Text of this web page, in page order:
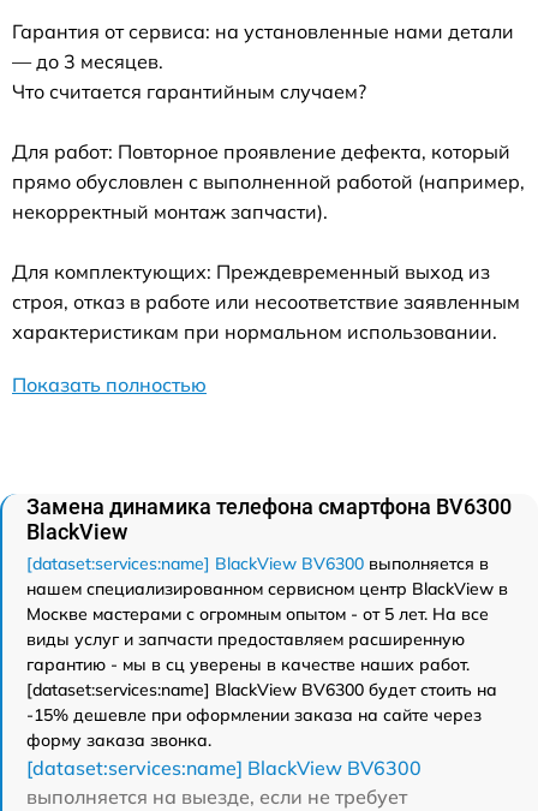
Гарантия от сервиса: на установленные нами детали
— до 3 месяцев.
Что считается гарантийным случаем?
Для работ: Повторное проявление дефекта, который
прямо обусловлен с выполненной работой (например,
некорректный монтаж запчасти).
Для комплектующих: Преждевременный выход из
строя, отказ в работе или несоответствие заявленным
характеристикам при нормальном использовании.
Показать полностью
Замена динамика телефона смартфона BV6300
BlackView
[dataset:services:name] BlackView BV6300 выполняется в
нашем специализированном сервисном центр BlackView в
Москве мастерами с огромным опытом - от 5 лет. На все
виды услуг и запчасти предоставляем расширенную
гарантию - мы в сц уверены в качестве наших работ.
[dataset:services:name] BlackView BV6300 будет стоить на
-15% дешевле при оформлении заказа на сайте через
форму заказа звонка.
[dataset:services:name] BlackView BV6300
выполняется на выезде, если не требует